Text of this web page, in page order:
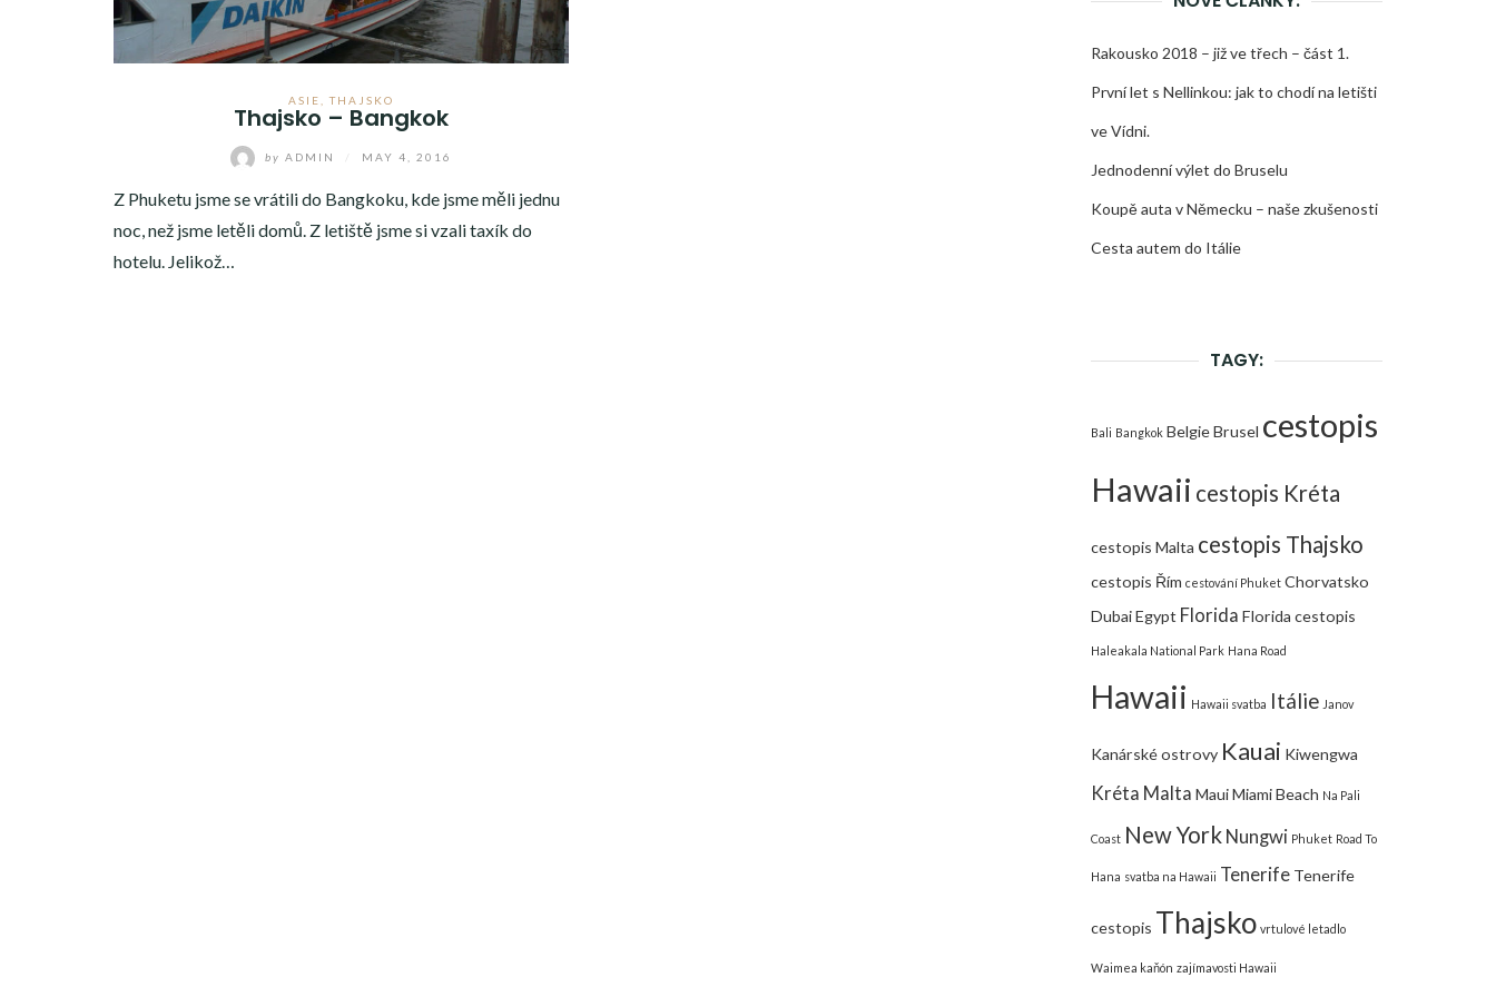
ASIE,THAJSKO
Thajsko – Bangkok
by ADMIN MAY 4, 2016
Z Phuketu jsme se vrátili do Bangkoku, kde jsme měli jednu
noc, než jsme letěli domů. Z letiště jsme si vzali taxík do
hotelu. Jelikož…
Rakousko 2018 – již ve třech – část 1.
První let s Nellinkou: jak to chodí na letišti
ve Vídni.
Jednodenní výlet do Bruselu
Koupě auta v Německu – naše zkušenosti
Cesta autem do Itálie
TAGY:
Bali Bangkok Belgie Brusel cestopis
Hawaii cestopis Kréta
cestopis Malta cestopis Thajsko
cestopis Řím cestování Phuket Chorvatsko
Dubai Egypt Florida Florida cestopis
Haleakala National Park Hana Road
Hawaii Hawaii svatba Itálie Janov
Kanárské ostrovy Kauai Kiwengwa
Kréta Malta Maui Miami Beach Na Pali
Coast New York Nungwi Phuket Road To
Hana svatba na Hawaii Tenerife Tenerife
cestopis Thajsko vrtulové letadlo
Waimea kaňón zajímavosti Hawaii